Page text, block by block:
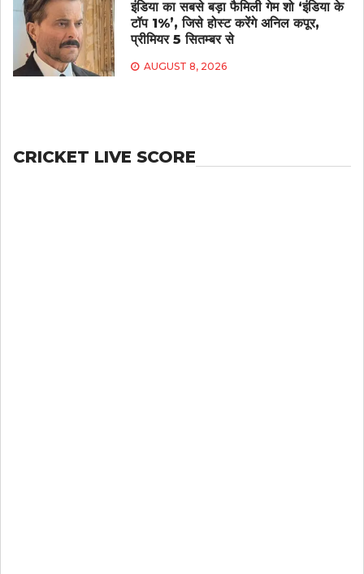
इंडिया का सबसे बड़ा फैमिली गेम शो ‘इंडिया के
टॉप 1%’, जिसे होस्ट करेंगे अनिल कपूर,
प्रीमियर 5 सितम्बर से
AUGUST 8, 2026
CRICKET LIVE SCORE